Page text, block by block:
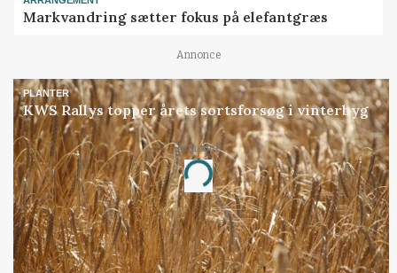
Markvandring sætter fokus på elefantgræs
Annonce
PLANTER
KWS Rallys topper årets sortsforsøg i vinterbyg
Annonce
Loading...
Jobs